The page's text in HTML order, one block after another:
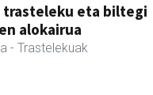
trasteleku eta biltegi
alokairua
- Trastelekuak